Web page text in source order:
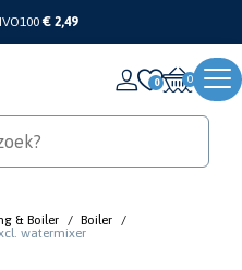
€ 2,49
0
& Boiler / Boiler /
watermixer